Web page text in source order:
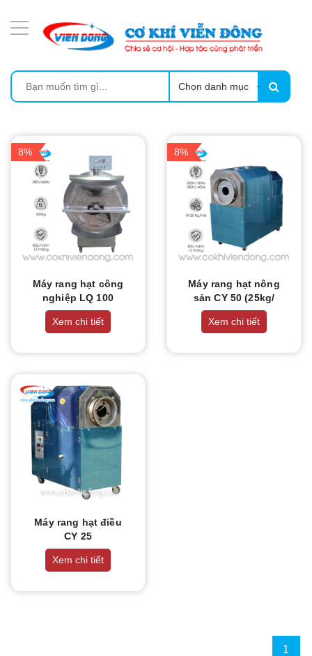
Chọn danh mục
8%
Máy rang hạt công
nghiệp LQ 100
Xem chi tiết
8%
Máy rang hạt nông
sản CY 50 (25kg/
mẻ)
Xem chi tiết
Máy rang hạt điều
CY 25
Xem chi tiết
1
MÁY SẤY THỰC PHẨM CÔNG NGHIỆP
MÁY ÉP MÍA TẠO BỌT
TỦ SẤY
LÒ SẤY
CẨM NANG
THIẾT BỊ NHÀ BẾP CAO CẤP
MÁY CHẾ BIẾN NÔNG SẢN
THIẾT BỊ LÀM ĐỒ ĂN NHANH
THIẾT BỊ LÀM BÁNH
MÁY ĐÓNG GÓI THỰC PHẨM
THIẾT BỊ LẠNH